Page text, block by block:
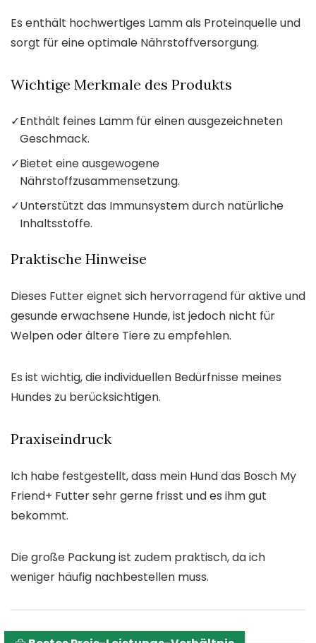
Es enthält hochwertiges Lamm als Proteinquelle und
sorgt für eine optimale Nährstoffversorgung.
Wichtige Merkmale des Produkts
✓Enthält feines Lamm für einen ausgezeichneten
Geschmack.
✓Bietet eine ausgewogene
Nährstoffzusammensetzung.
✓Unterstützt das Immunsystem durch natürliche
Inhaltsstoffe.
Praktische Hinweise
Dieses Futter eignet sich hervorragend für aktive und
gesunde erwachsene Hunde, ist jedoch nicht für
Welpen oder ältere Tiere zu empfehlen.
Es ist wichtig, die individuellen Bedürfnisse meines
Hundes zu berücksichtigen.
Praxiseindruck
Ich habe festgestellt, dass mein Hund das Bosch My
Friend+ Futter sehr gerne frisst und es ihm gut
bekommt.
Die große Packung ist zudem praktisch, da ich
weniger häufig nachbestellen muss.